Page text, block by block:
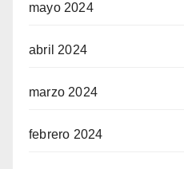
mayo 2024
abril 2024
marzo 2024
febrero 2024